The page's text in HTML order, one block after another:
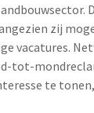
zij
vacatures.
tot-
te